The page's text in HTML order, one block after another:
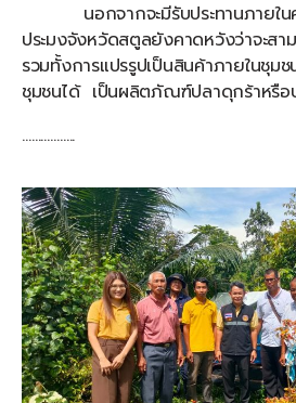
นอกจากจะมีรับประทานภายในค
ประมงจังหวัดสตูลยังคาดหวังว่าจะสา
รวมทั้งการแปรรูปเป็นสินค้าภายในชุม
ชุมชนได้ เป็นผลิตภัณฑ์ปลาดุกร้าหรือ
……………..